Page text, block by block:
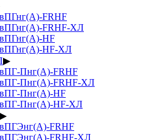
FRHF
FRHF-ХЛ
HF
HF-ХЛ
▶
Пнг(А)-FRHF
Пнг(А)-FRHF-ХЛ
Пнг(А)-HF
Пнг(А)-HF-ХЛ
▶
FRHF
FRHF-ХЛ